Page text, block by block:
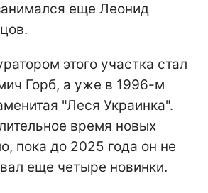
еще Леонид
этого участка стал
Горб, а уже в 1996-м
"Леся Украинка".
время новых
пока до 2025 года он не
еще четыре новинки.